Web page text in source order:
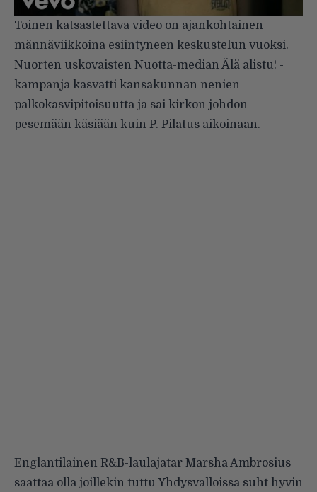
Toinen katsastettava video on ajankohtainen
männäviikkoina esiintyneen keskustelun vuoksi.
Nuorten uskovaisten Nuotta-median Älä alistu! -
kampanja kasvatti kansakunnan nenien
palkokasvipitoisuutta ja sai kirkon johdon
pesemään käsiään kuin P. Pilatus aikoinaan.
Englantilainen R&B-laulajatar Marsha Ambrosius
saattaa olla joillekin tuttu Yhdysvalloissa suht hyvin